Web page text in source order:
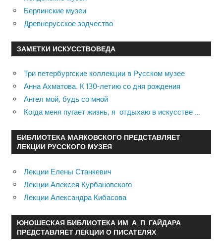
Берлинские музеи
Древнерусское зодчество
ЗАМЕТКИ ИСКУССТВОВЕДА
Три петербургские коллекции в Русском музее
Анна Ахматова. К 130-летию со дня рождения
Ангел мой, будь со мной
Когда меня пугает жизнь, я отдыхаю в искусстве …
БИБЛИОТЕКА МАЯКОВСКОГО ПРЕДСТАВЛЯЕТ
ЛЕКЦИИ РУССКОГО МУЗЕЯ
Лекции Елены Станкевич
Лекции Алексея Курбановского
Лекции Александра Кибасова
ЮНОШЕСКАЯ БИБЛИОТЕКА ИМ. А. П. ГАЙДАРА
ПРЕДСТАВЛЯЕТ ЛЕКЦИИ О ПИСАТЕЛЯХ